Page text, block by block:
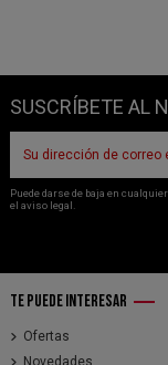
SUSCRÍBETE AL
Puede darse de baja en
el aviso legal.
TE PUEDE INTERESAR
Ofertas
Novedades